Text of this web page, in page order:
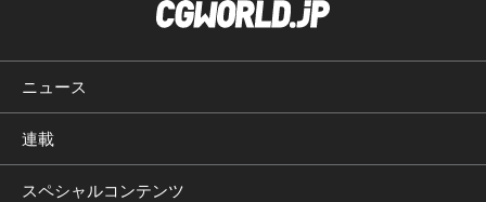
ニュース
連載
スペシャルコンテンツ